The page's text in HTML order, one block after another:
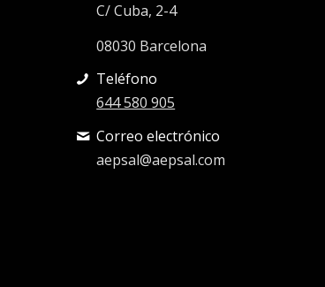
C/ Cuba, 2-4
08030 Barcelona
Teléfono
644 580 905
Correo electrónico
aepsal@aepsal.com